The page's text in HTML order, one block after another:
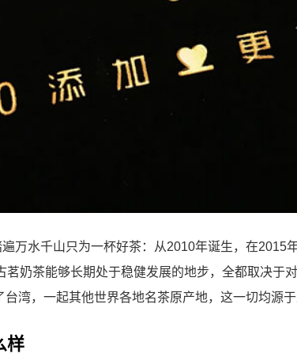
万水千山只为一杯好茶：从2010年诞生，在2015
茗奶茶能够长期处于稳健发展的地步，全都取决于
湾，一起其他世界各地名茶原产地，这一切均源
样